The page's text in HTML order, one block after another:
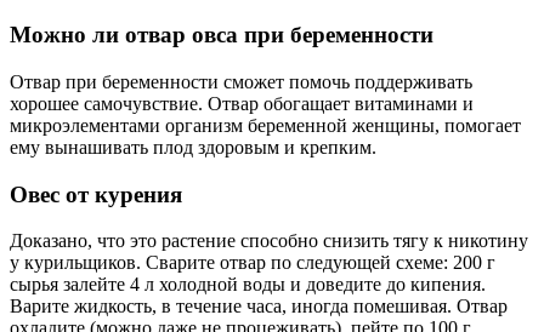
Можно ли отвар овса при беременности
Отвар при беременности сможет помочь поддерживать
хорошее самочувствие. Отвар обогащает витаминами и
микроэлементами организм беременной женщины, помогает
ему вынашивать плод здоровым и крепким.
Овес от курения
Доказано, что это растение способно снизить тягу к никотину
у курильщиков. Сварите отвар по следующей схеме: 200 г
сырья залейте 4 л холодной воды и доведите до кипения.
Варите жидкость, в течение часа, иногда помешивая. Отвар